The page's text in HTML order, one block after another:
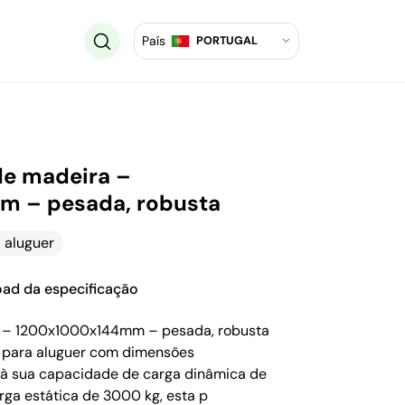
País PORTUGAL
madeira –
– pesada, robusta
aluguer
da especificação
1200x1000x144mm – pesada, robusta
aluguer com dimensões
sua capacidade de carga dinâmica de
estática de 3000 kg, esta p